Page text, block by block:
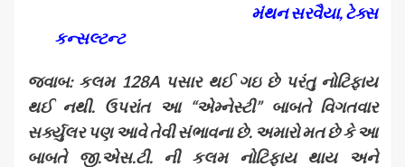
મંથન સરવૈયા,ટેક્સ
કન્સલ્ટન્ટ
જવાબ: કલમ 128A પસાર થઈ ગઇ છે પરંતુ નોટિફાય
થઈ નથી. ઉપરાંત આ “એમ્નેસ્ટી” બાબતે વિગતવાર
સર્ક્યુલર પણ આવે તેવી સંભાવના છે. અમારો મત છે કે આ
બાબતે જી.એસ.ટી. ની કલમ નોટિફાય થાય અને